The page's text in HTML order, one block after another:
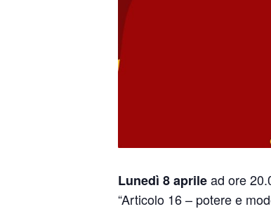
Lunedì 8 aprilead ore
“Articolo 16 – potere e